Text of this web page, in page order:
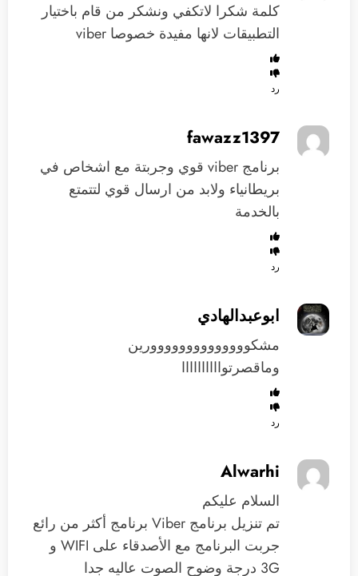
كلمة شكرا لاتكفي ونشكر من قام باختيار
التطبيقات لانها مفيدة خصوصا viber
رد
fawazz1397
برنامج viber قوي وجربتة مع اشخاص في
بريطانياء ولابد من ارسال قوي لتتمتع
بالخدمة
رد
ابوعبدالهادي
مشكوووووووووووووورين
وماقصرتواااااااااا
رد
Alwarhi
السلام عليكم
تم تنزيل برنامج Viber برنامج أكثر من رائع
جربت البرنامج مع الأصدقاء على WIFI و
3G درجة وضوح الصوت عاليه جدا